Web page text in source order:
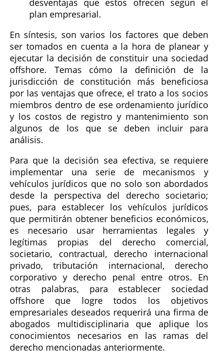
desventajas que estos ofrecen según el
plan empresarial.
En síntesis, son varios los factores que deben
ser tomados en cuenta a la hora de planear y
ejecutar la decisión de constituir una sociedad
offshore. Temas cómo la definición de la
jurisdicción de constitución más beneficiosa
por las ventajas que ofrece, el trato a los socios
miembros dentro de ese ordenamiento jurídico
y los costos de registro y mantenimiento son
algunos de los que se deben incluir para
análisis.
Para que la decisión sea efectiva, se requiere
implementar una serie de mecanismos y
vehículos jurídicos que no solo son abordados
desde la perspectiva del derecho societario;
pues, para establecer los vehículos jurídicos
que permitirán obtener beneficios económicos,
es necesario usar herramientas legales y
legítimas propias del derecho comercial,
societario, contractual, derecho internacional
privado, tributación internacional, derecho
corporativo y derecho penal entre otros. En
otras palabras, para establecer sociedad
offshore que logre todos los objetivos
empresariales deseados requerirá una firma de
abogados multidisciplinaria que aplique los
conocimientos necesarios en las ramas del
derecho mencionadas anteriormente.